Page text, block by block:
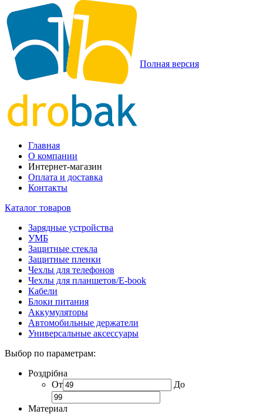
Полная версия
Главная
О компании
Интернет-магазин
Оплата и доставка
Контакты
Каталог товаров
Зарядные устройства
УМБ
Защитные стекла
Защитные пленки
Чехлы для телефонов
Чехлы для планшетов/E-book
Кабели
Блоки питания
Аккумуляторы
Автомобильные держатели
Универсальные аксессуары
Выбор по параметрам:
Роздрібна
От
До
Материал